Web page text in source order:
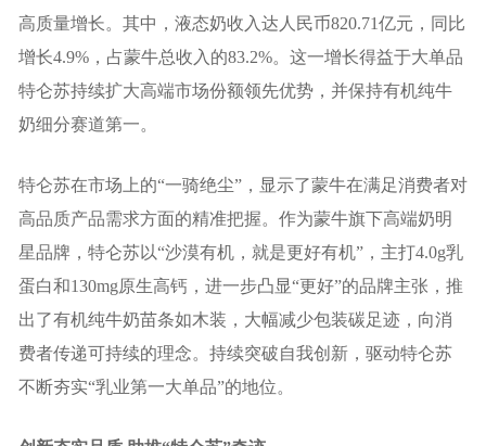
高质量增长。其中，液态奶收入达人民币820.71亿元，同比
增长4.9%，占蒙牛总收入的83.2%。这一增长得益于大单品
特仑苏持续扩大高端市场份额领先优势，并保持有机纯牛
奶细分赛道第一。
特仑苏在市场上的“一骑绝尘”，显示了蒙牛在满足消费者对
高品质产品需求方面的精准把握。作为蒙牛旗下高端奶明
星品牌，特仑苏以“沙漠有机，就是更好有机”，主打4.0g乳
蛋白和130mg原生高钙，进一步凸显“更好”的品牌主张，推
出了有机纯牛奶苗条如木装，大幅减少包装碳足迹，向消
费者传递可持续的理念。持续突破自我创新，驱动特仑苏
不断夯实“乳业第一大单品”的地位。